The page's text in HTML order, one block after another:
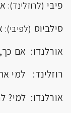
פיבּי (לרוזלינד):
סילביוס (לפיבּי):
אורלנדו: אם
רוזלינד: למי
אורלנדו: למי?